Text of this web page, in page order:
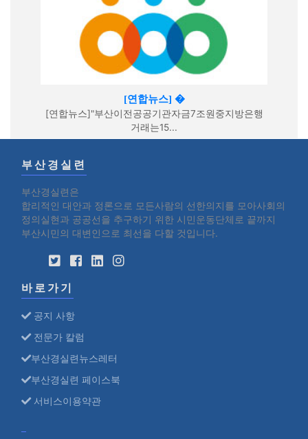
[연합뉴스] �
[연합뉴스]"부산이전공공기관자금7조원중지방은행
거래는15...
부산경실련
부산경실련은
합리적인 대안과 정론으로 모든사람의 선한의지를 모아사회의
정의실현과 공공선을 추구하기 위한 시민운동단체로 끝까지
부산시민의 대변인으로 최선을 다할 것입니다.
바로가기
공지 사항
전문가 칼럼
부산경실련뉴스레터
부산경실련 페이스북
서비스이용약관